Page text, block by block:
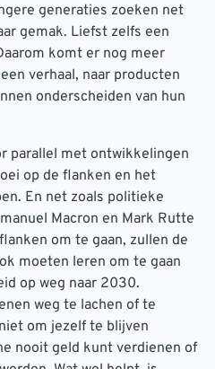
generaties zoeken net
gemak. Liefst zelfs een
komt er nog meer
verhaal, naar producten
onderscheiden van hun
parallel met ontwikkelingen
op de flanken en het
En net zoals politieke
Macron en Mark Rutte
om te gaan, zullen de
moeten leren om te gaan
op weg naar 2030.
weg te lachen of te
om jezelf te blijven
nooit geld kunt verdienen of